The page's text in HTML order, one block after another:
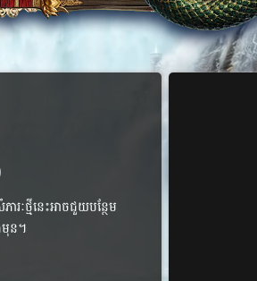
ៈ​ថ្មី​នេះ​អាច​ជួយ​បន្ថែម​
មុន​​។